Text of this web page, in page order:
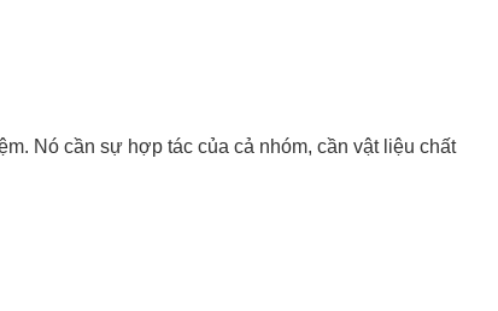
Nó cần sự hợp tác của cả nhóm, cần vật liệu chất